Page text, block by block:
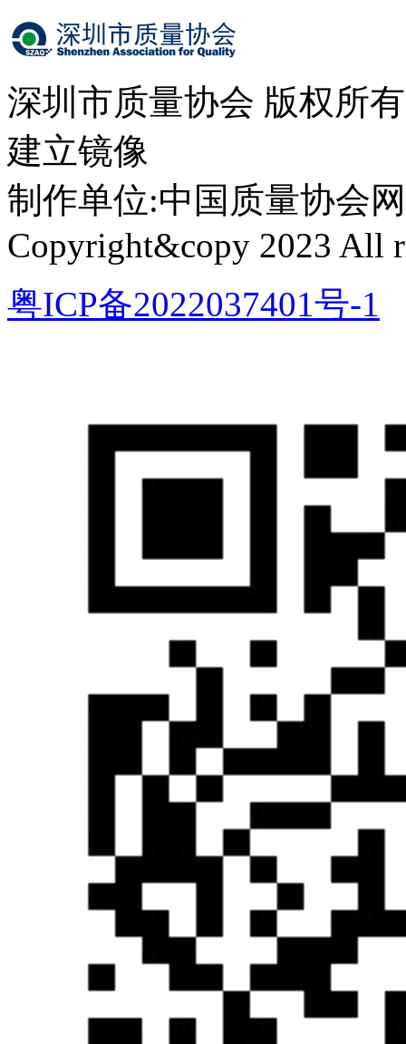
深圳市质量协会 版权所
建立镜像
制作单位:中国质量协会
Copyright&copy 2023 All
粤ICP备2022037401号-1